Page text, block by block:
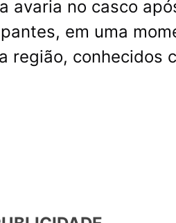
avaria no casco
em uma
região, conhecidos